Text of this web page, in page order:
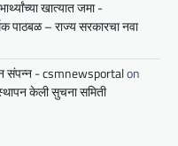
खात्यात जमा -
पाठबळ – राज्य सरकारचा नवा
संपन्न - csmnewsportalon
केली सुचना समिती